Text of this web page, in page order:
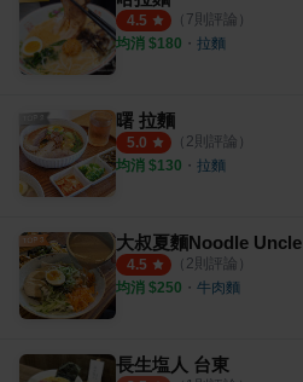
4.5 （ 7則評論）
均消 $180 ・ 拉麵
曙 拉麵
5.0 （ 2則評論）
均消 $130 ・ 拉麵
大叔夏麵Noodle Uncle
4.5 （ 2則評論）
均消 $250 ・ 牛肉麵
長生塩人 台東